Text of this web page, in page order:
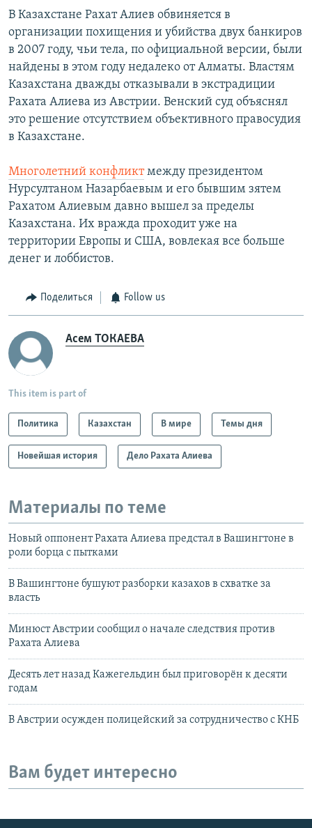
В Казахстане Рахат Алиев обвиняется в
организации похищения и убийства двух банкиров
в 2007 году, чьи тела, по официальной версии, были
найдены в этом году недалеко от Алматы. Властям
Казахстана дважды отказывали в экстрадиции
Рахата Алиева из Австрии. Венский суд объяснял
это решение отсутствием объективного правосудия
в Казахстане.
Многолетний конфликтмежду президентом
Нурсултаном Назарбаевым и его бывшим зятем
Рахатом Алиевым давно вышел за пределы
Казахстана. Их вражда проходит уже на
территории Европы и США, вовлекая все больше
денег и лоббистов.
Поделиться Follow us
Асем ТОКАЕВА
This item is part of
Политика Казахстан В мире Темы дня
Новейшая история Дело Рахата Алиева
Материалы по теме
Новый оппонент Рахата Алиева предстал в Вашингтоне в
роли борца с пытками
В Вашингтоне бушуют разборки казахов в схватке за
власть
Минюст Австрии сообщил о начале следствия против
Рахата Алиева
Десять лет назад Кажегельдин был приговорён к десяти
годам
В Австрии осужден полицейский за сотрудничество с КНБ
Вам будет интересно